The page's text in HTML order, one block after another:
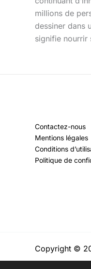
millions de
dessiner dans
signifie nourrir
Contactez-nous
Mentions légales
Conditions
Politique de
Copyright ©